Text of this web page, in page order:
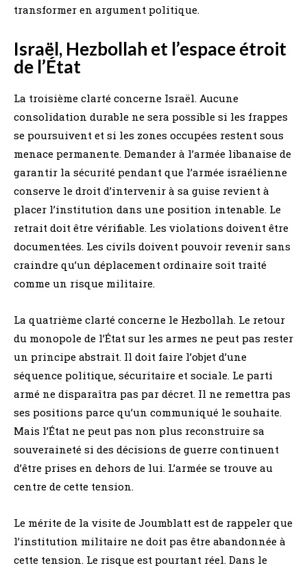
transformer en argument politique.
Israël, Hezbollah et l’espace étroit
de l’État
La troisième clarté concerne Israël. Aucune
consolidation durable ne sera possible si les frappes
se poursuivent et si les zones occupées restent sous
menace permanente. Demander à l’armée libanaise de
garantir la sécurité pendant que l’armée israélienne
conserve le droit d’intervenir à sa guise revient à
placer l’institution dans une position intenable. Le
retrait doit être vérifiable. Les violations doivent être
documentées. Les civils doivent pouvoir revenir sans
craindre qu’un déplacement ordinaire soit traité
comme un risque militaire.
La quatrième clarté concerne le Hezbollah. Le retour
du monopole de l’État sur les armes ne peut pas rester
un principe abstrait. Il doit faire l’objet d’une
séquence politique, sécuritaire et sociale. Le parti
armé ne disparaîtra pas par décret. Il ne remettra pas
ses positions parce qu’un communiqué le souhaite.
Mais l’État ne peut pas non plus reconstruire sa
souveraineté si des décisions de guerre continuent
d’être prises en dehors de lui. L’armée se trouve au
centre de cette tension.
Le mérite de la visite de Joumblatt est de rappeler que
l’institution militaire ne doit pas être abandonnée à
cette tension. Le risque est pourtant réel. Dans le